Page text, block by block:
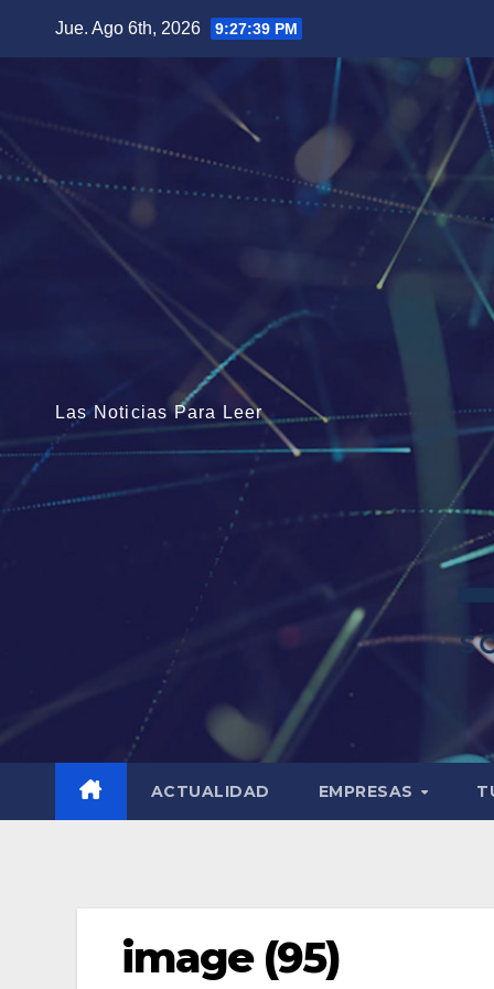
Jue. Ago 6th, 2026 9:27:40 PM
Las Noticias Para Leer
ACTUALIDAD EMPRESAS
image (95)